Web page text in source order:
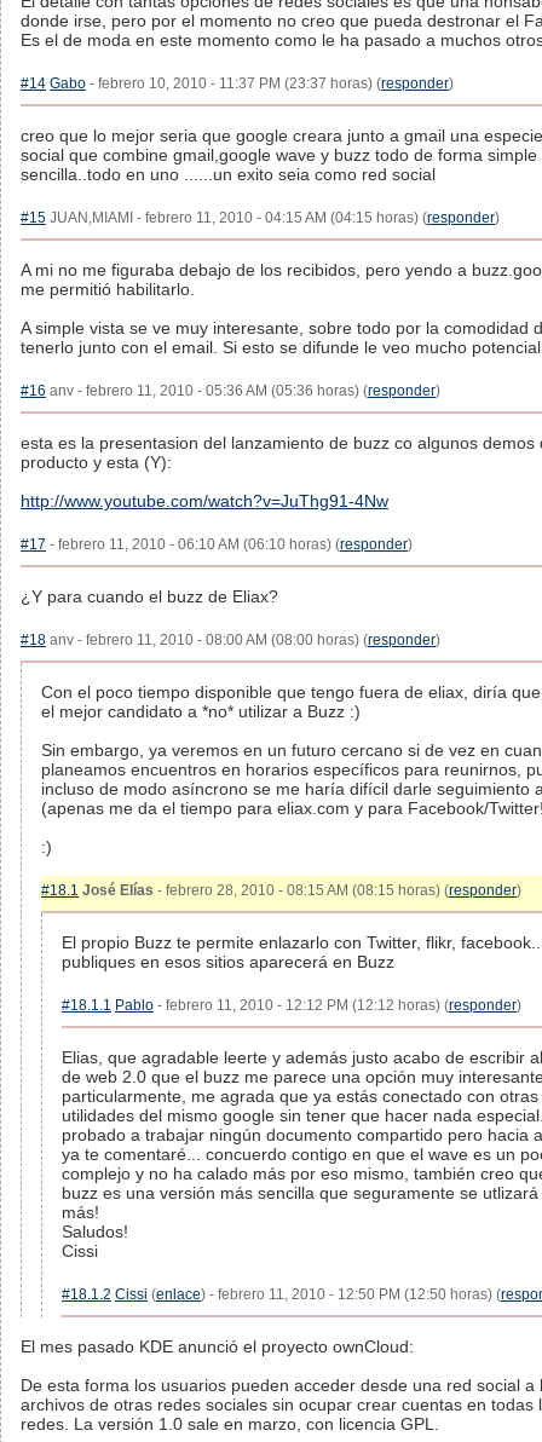
donde irse, pero por el momento no creo que pueda destronar el
Es el de moda en este momento como le ha pasado a muchos
#14 Gabo - febrero 10, 2010 - 11:37 PM (23:37 horas) (responder)
creo que lo mejor seria que google creara junto a gmail una
social que combine gmail,google wave y buzz todo de forma simple
sencilla..todo en uno ......un exito seia como red social
#15 JUAN,MIAMI - febrero 11, 2010 - 04:15 AM (04:15 horas) (responder)
A mi no me figuraba debajo de los recibidos, pero yendo a
me permitió habilitarlo.
A simple vista se ve muy interesante, sobre todo por la comodidad
tenerlo junto con el email. Si esto se difunde le veo mucho
#16 anv - febrero 11, 2010 - 05:36 AM (05:36 horas) (responder)
esta es la presentasion del lanzamiento de buzz co algunos demos
producto y esta (Y):
http://www.youtube.com/watch?v=JuThg91-4Nw
#17 - febrero 11, 2010 - 06:10 AM (06:10 horas) (responder)
¿Y para cuando el buzz de Eliax?
#18 anv - febrero 11, 2010 - 08:00 AM (08:00 horas) (responder)
Con el poco tiempo disponible que tengo fuera de eliax, diría
el mejor candidato a *no* utilizar a Buzz :)
Sin embargo, ya veremos en un futuro cercano si de vez en
planeamos encuentros en horarios específicos para reunirnos,
incluso de modo asíncrono se me haría difícil darle seguimiento
(apenas me da el tiempo para eliax.com y para Facebook/
:)
#18.1 José Elías - febrero 28, 2010 - 08:15 AM (08:15 horas) (responder)
El propio Buzz te permite enlazarlo con Twitter, flikr,
publiques en esos sitios aparecerá en Buzz
#18.1.1 Pablo - febrero 11, 2010 - 12:12 PM (12:12 horas) (responder)
Elias, que agradable leerte y además justo acabo de escribir
de web 2.0 que el buzz me parece una opción muy
particularmente, me agrada que ya estás conectado con otras
utilidades del mismo google sin tener que hacer nada
probado a trabajar ningún documento compartido pero hacia
ya te comentaré... concuerdo contigo en que el wave es un
complejo y no ha calado más por eso mismo, también creo
buzz es una versión más sencilla que seguramente se
más!
Saludos!
Cissi
#18.1.2 Cissi (enlace) - febrero 11, 2010 - 12:50 PM (12:50 horas) (
El mes pasado KDE anunció el proyecto ownCloud:
De esta forma los usuarios pueden acceder desde una red social a
archivos de otras redes sociales sin ocupar crear cuentas en todas
redes. La versión 1.0 sale en marzo, con licencia GPL.